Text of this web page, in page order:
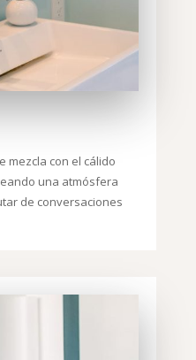
mezcla con el cálido
una atmósfera
de conversaciones